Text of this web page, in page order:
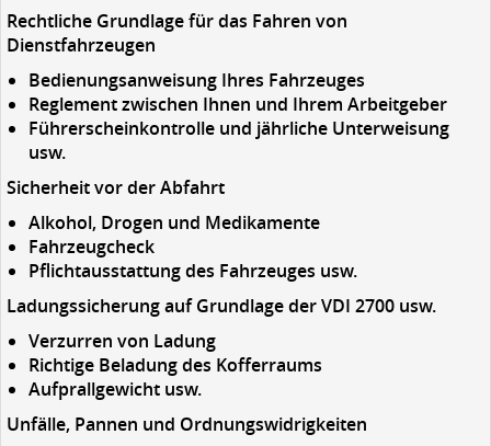
Rechtliche Grundlage für das Fahren von
Dienstfahrzeugen
Bedienungsanweisung Ihres Fahrzeuges
Reglement zwischen Ihnen und Ihrem Arbeitgeber
Führerscheinkontrolle und jährliche Unterweisung
usw.
Sicherheit vor der Abfahrt
Alkohol, Drogen und Medikamente
Fahrzeugcheck
Pflichtausstattung des Fahrzeuges usw.
Ladungssicherung auf Grundlage der VDI 2700 usw.
Verzurren von Ladung
Richtige Beladung des Kofferraums
Aufprallgewicht usw.
Unfälle, Pannen und Ordnungswidrigkeiten